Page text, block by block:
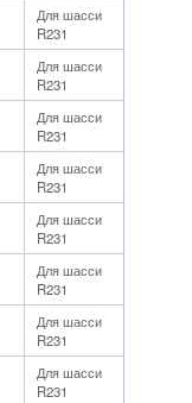
Для шасси
R231
Для шасси
R231
Для шасси
R231
Для шасси
R231
Для шасси
R231
Для шасси
R231
Для шасси
R231
Для шасси
R231